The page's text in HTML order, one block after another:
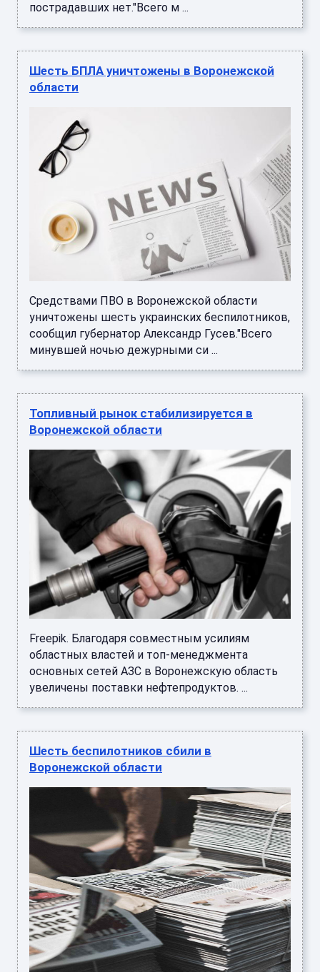
пострадавших нет."Всего м ...
Шесть БПЛА уничтожены в Воронежской
области
Средствами ПВО в Воронежской области
уничтожены шесть украинских беспилотников,
сообщил губернатор Александр Гусев."Всего
минувшей ночью дежурными си ...
Топливный рынок стабилизируется в
Воронежской области
Freepik. Благодаря совместным усилиям
областных властей и топ-менеджмента
основных сетей АЗС в Воронежскую область
увеличены поставки нефтепродуктов. ...
Шесть беспилотников сбили в
Воронежской области